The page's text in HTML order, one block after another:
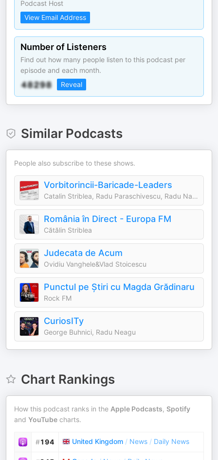
Podcast Host
View Email Address
Number of Listeners
Find out how many people listen to this podcast per
episode and each month.
Reveal
Similar Podcasts
People also subscribe to these shows.
Vorbitorincii-Baricade-Leaders
Catalin Striblea, Radu Paraschivescu, Radu Naum
România în Direct - Europa FM
Cătălin Striblea
Judecata de Acum
Ovidiu Vanghele&Vlad Stoicescu
Punctul pe Știri cu Magda Grădinaru
Rock FM
CuriosITy
George Buhnici, Radu Neagu
Chart Rankings
How this podcast ranks in the Apple Podcasts, Spotify
and YouTube charts.
#194 United Kingdom / News / Daily News